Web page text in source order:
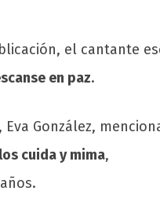
el cantante
en paz.
González,
cuida y mima,